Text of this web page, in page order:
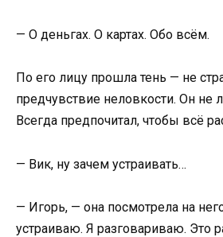
— О деньгах. О картах. Обо всём.
По его лицу прошла тень — не
предчувствие неловкости. Он не
Всегда предпочитал, чтобы всё
— Вик, ну зачем устраивать…
— Игорь, — она посмотрела на
устраиваю. Я разговариваю. Это